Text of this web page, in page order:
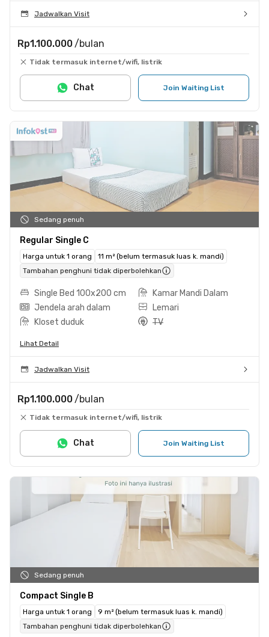
Jadwalkan Visit
Rp1.100.000 /bulan
Tidak termasuk internet/wifi, listrik
Join Waiting List
Chat
Sedang penuh
Regular Single C
Harga untuk 1 orang
11 m² (belum termasuk luas k. mandi)
Tambahan penghuni tidak diperbolehkan
Single Bed 100x200 cm
Kamar Mandi Dalam
Jendela arah dalam
Lemari
Kloset duduk
TV
Lihat Detail
Jadwalkan Visit
Rp1.100.000 /bulan
Tidak termasuk internet/wifi, listrik
Join Waiting List
Chat
Sedang penuh
Compact Single B
Harga untuk 1 orang
9 m² (belum termasuk luas k. mandi)
Tambahan penghuni tidak diperbolehkan